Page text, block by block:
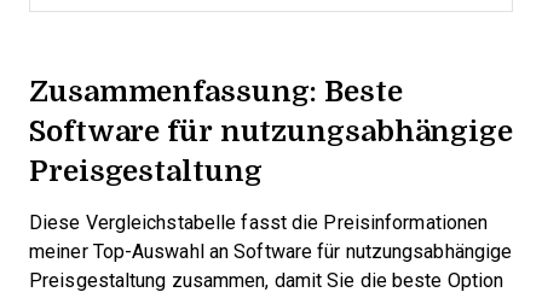
Zusammenfassung: Beste
Software für nutzungsabhängige
Preisgestaltung
Diese Vergleichstabelle fasst die Preisinformationen
meiner Top-Auswahl an Software für nutzungsabhängige
Preisgestaltung zusammen, damit Sie die beste Option